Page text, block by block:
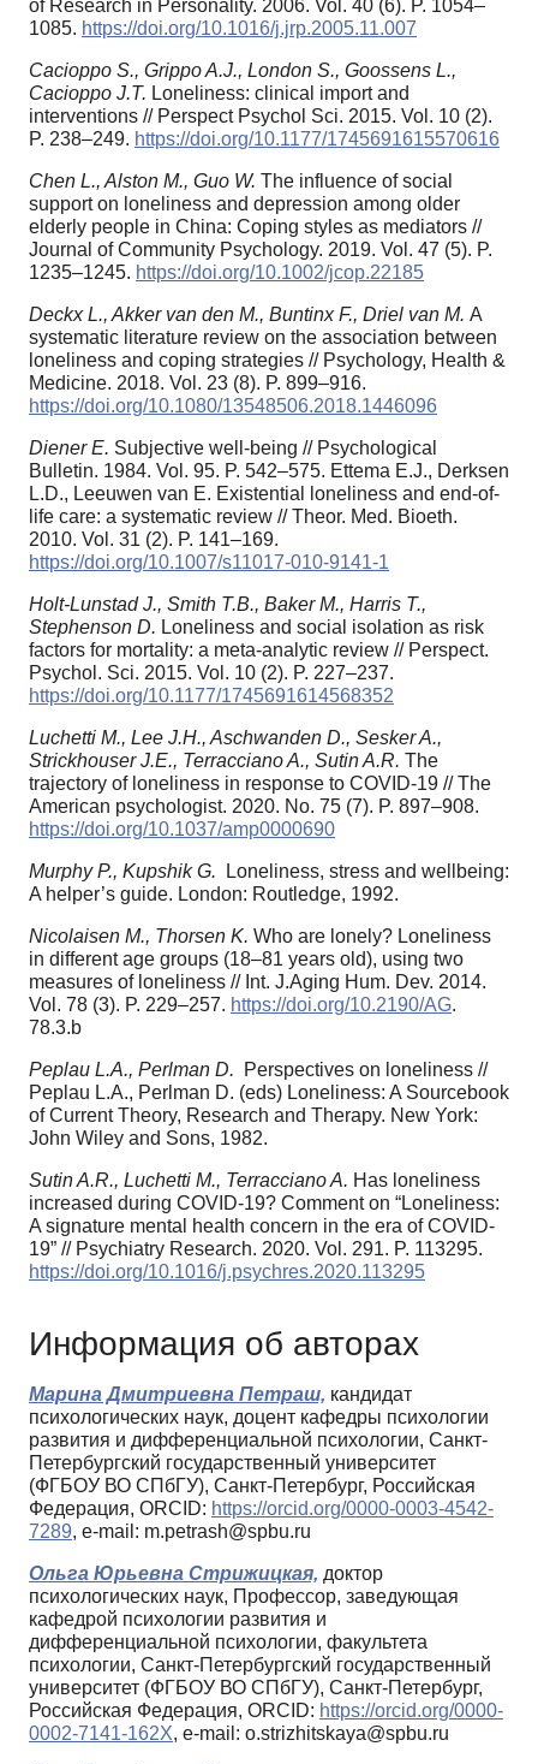
of Research in Personality. 2006. Vol. 40 (6). P. 1054–
1085. https://doi.org/10.1016/j.jrp.2005.11.007
Cacioppo S., Grippo A.J., London S., Goossens L.,
Cacioppo J.T. Loneliness: clinical import and
interventions // Perspect Psychol Sci. 2015. Vol. 10 (2).
P. 238–249. https://doi.org/10.1177/1745691615570616
Chen L., Alston M., Guo W. The influence of social
support on loneliness and depression among older
elderly people in China: Coping styles as mediators //
Journal of Community Psychology. 2019. Vol. 47 (5). P.
1235–1245. https://doi.org/10.1002/jcop.22185
Deckx L., Akker van den M., Buntinx F., Driel van M. A
systematic literature review on the association between
loneliness and coping strategies // Psychology, Health &
Medicine. 2018. Vol. 23 (8). P. 899–916.
https://doi.org/10.1080/13548506.2018.1446096
Diener E. Subjective well-being // Psychological
Bulletin. 1984. Vol. 95. P. 542–575. Ettema E.J., Derksen
L.D., Leeuwen van E. Existential loneliness and end-of-
life care: a systematic review // Theor. Med. Bioeth.
2010. Vol. 31 (2). P. 141–169.
https://doi.org/10.1007/s11017-010-9141-1
Holt-Lunstad J., Smith T.B., Baker M., Harris T.,
Stephenson D. Loneliness and social isolation as risk
factors for mortality: a meta-analytic review // Perspect.
Psychol. Sci. 2015. Vol. 10 (2). P. 227–237.
https://doi.org/10.1177/1745691614568352
Luchetti M., Lee J.H., Aschwanden D., Sesker A.,
Strickhouser J.E., Terracciano A., Sutin A.R. The
trajectory of loneliness in response to COVID-19 // The
American psychologist. 2020. No. 75 (7). P. 897–908.
https://doi.org/10.1037/amp0000690
Murphy P., Kupshik G.
Loneliness, stress and wellbeing:
A helper’s guide. London: Routledge, 1992.
Nicolaisen M., Thorsen K. Who are lonely? Loneliness
in different age groups (18–81 years old), using two
measures of loneliness // Int. J.Aging Hum. Dev. 2014.
Vol. 78 (3). P. 229–257. https://doi.org/10.2190/AG.
78.3.b
Peplau L.A., Perlman D.
Perspectives on loneliness //
Peplau L.A., Perlman D. (eds) Loneliness: A Sourcebook
of Current Theory, Research and Therapy. New York:
John Wiley and Sons, 1982.
Sutin A.R., Luchetti M., Terracciano A. Has loneliness
increased during COVID-19? Comment on “Loneliness:
A signature mental health concern in the era of COVID-
19” // Psychiatry Research. 2020. Vol. 291. P. 113295.
https://doi.org/10.1016/j.psychres.2020.113295
Информация об авторах
Марина Дмитриевна Петраш, кандидат
психологических наук, доцент кафедры психологии
развития и дифференциальной психологии, Санкт-
Петербургский государственный университет
(ФГБОУ ВО СПбГУ), Санкт-Петербург, Российская
Федерация, ORCID: https://orcid.org/0000-0003-4542-
7289, e-mail: m.petrash@spbu.ru
Ольга Юрьевна Стрижицкая, доктор
психологических наук, Профессор, заведующая
кафедрой психологии развития и
дифференциальной психологии, факультета
психологии, Санкт-Петербургский государственный
университет (ФГБОУ ВО СПбГУ), Санкт-Петербург,
Российская Федерация, ORCID: https://orcid.org/0000-
0002-7141-162X, e-mail: o.strizhitskaya@spbu.ru